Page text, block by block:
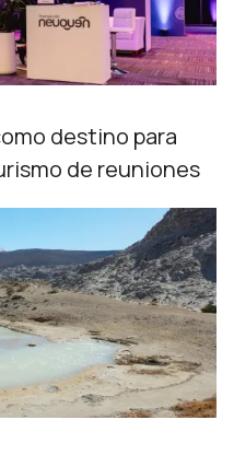
destino para
de reuniones